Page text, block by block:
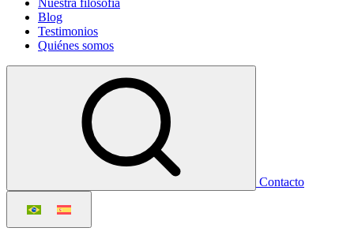
Nuestra filosofía
Blog
Testimonios
Quiénes somos
Contacto